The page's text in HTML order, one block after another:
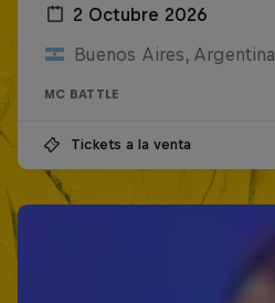
2 Octubre 2026
Buenos Aires, Argentina
MC BATTLE
Tickets a la venta